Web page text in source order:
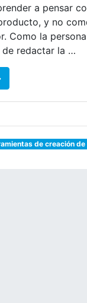
a pensar
y no
Como la persona
de redactar la …
de creación